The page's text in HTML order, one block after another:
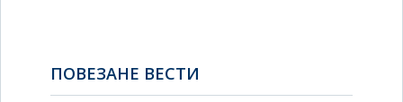
ПОВЕЗАНЕ ВЕСТИ